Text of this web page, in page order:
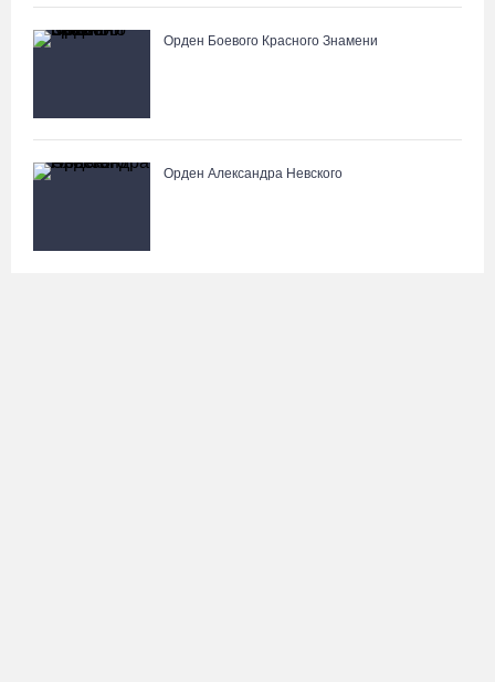
Орден Боевого Красного Знамени
Орден Александра Невского